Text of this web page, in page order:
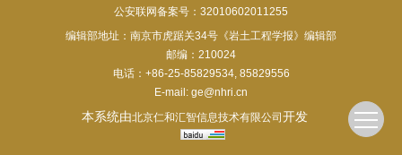
公安联网备案号：32010602011255
编辑部地址：南京市虎踞关34号《岩土工程学报》编辑部
邮编：210024
电话：+86-25-85829534, 85829556
E-mail: ge@nhri.cn
本系统由北京仁和汇智信息技术有限公司开发